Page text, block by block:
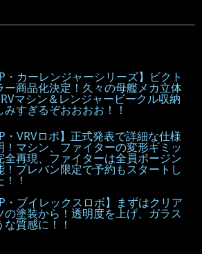
・カーレンジャーシリーズ】ビクト
ー商品化決定！久々の母艦メカ立体
マシン＆レンジャービークル収納
みすぎるぞおおおお！！
・VRVロボ】正式発表で詳細な仕様
！マシン、ファイターの変形ギミッ
全再現、ファイターは全員ポージン
！プレバン限定で予約もスタートし
！
・ブイレックスロボ】まずはクリア
の塗装から！透明度を上げ、ガラス
な質感に！！